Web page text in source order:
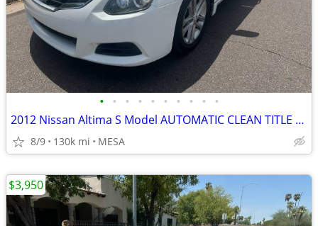
• • • • • • • • • •
2012 Nissan Altima S Model AUTOMATIC CLEAN TITLE RUNS GREAT
8/9 130k mi MESA
$3,950